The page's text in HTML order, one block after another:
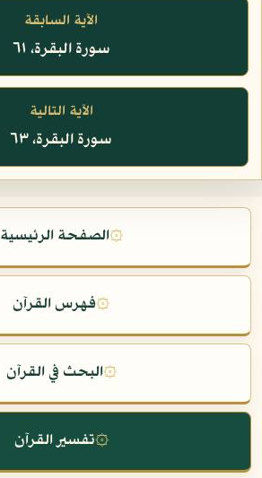
الآية السابقة
سورة البقرة، ٦١
الآية التالية
سورة البقرة، ٦٣
۞الصفحة الرئيسية
۞فهرس القرآن
۞البحث في القرآن
۞تفسير القرآن